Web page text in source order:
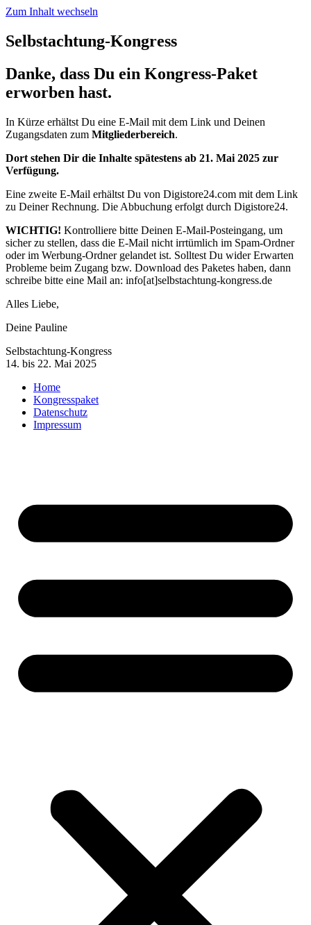
Zum Inhalt wechseln
Selbstachtung-Kongress
Danke, dass Du ein Kongress-Paket
erworben hast.
In Kürze erhältst Du eine E-Mail mit dem Link und Deinen
Zugangsdaten zum Mitgliederbereich.
Dort stehen Dir die Inhalte spätestens ab 21. Mai 2025 zur
Verfügung.
Eine zweite E-Mail erhältst Du von Digistore24.com mit dem Link
zu Deiner Rechnung. Die Abbuchung erfolgt durch Digistore24.
WICHTIG! Kontrolliere bitte Deinen E-Mail-Posteingang, um
sicher zu stellen, dass die E-Mail nicht irrtümlich im Spam-Ordner
oder im Werbung-Ordner gelandet ist. Solltest Du wider Erwarten
Probleme beim Zugang bzw. Download des Paketes haben, dann
schreibe bitte eine Mail an: info[at]selbstachtung-kongress.de
Alles Liebe,
Deine Pauline
Selbstachtung-Kongress
14. bis 22. Mai 2025
Home
Kongresspaket
Datenschutz
Impressum